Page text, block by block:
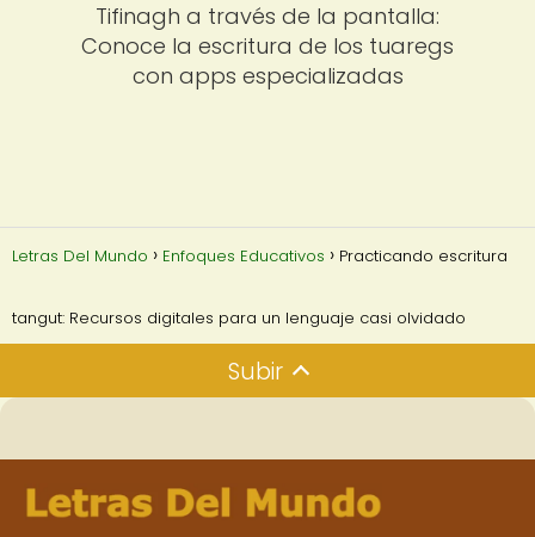
Tifinagh a través de la pantalla:
Conoce la escritura de los tuaregs
con apps especializadas
Letras Del Mundo Enfoques Educativos Practicando escritura
tangut: Recursos digitales para un lenguaje casi olvidado
Subir